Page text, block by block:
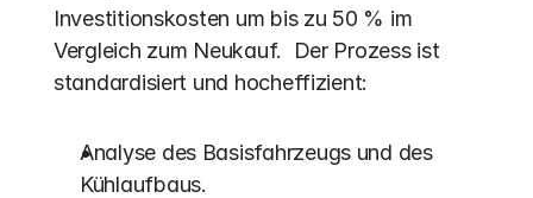
Investitionskosten um bis zu 50 % im
Vergleich zum Neukauf.  Der Prozess ist
standardisiert und hocheffizient:
Analyse des Basisfahrzeugs und des
Kühlaufbaus.